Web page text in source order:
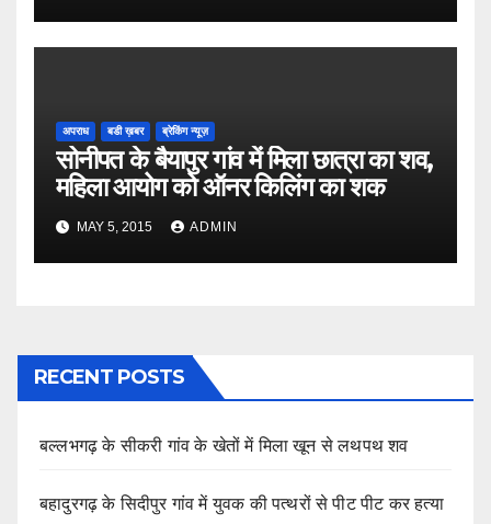
अपराध बडी ख़बर ब्रेकिंग न्यूज़
सोनीपत के बैयापुर गांव में मिला छात्रा का शव,
महिला आयोग को ऑनर किलिंग का शक
MAY 5, 2015 ADMIN
RECENT POSTS
बल्लभगढ़ के सीकरी गांव के खेतों में मिला खून से लथपथ शव
बहादुरगढ़ के सिदीपुर गांव में युवक की पत्थरों से पीट पीट कर हत्या